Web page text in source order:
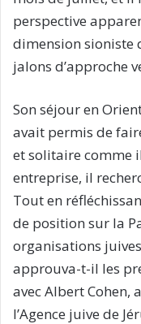
perspective
dimension sioniste
jalons d’approche
Son séjour en
avait permis de
et solitaire comme
entreprise, il
Tout en
de position sur la
organisations
approuva-t-il les
avec Albert Cohen,
l’Agence juive de